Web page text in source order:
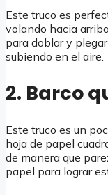
Este truco es
volando hacia
para doblar y
subiendo en el aire.
2. Barco
Este truco es un
hoja de papel
de manera que
papel para lograr